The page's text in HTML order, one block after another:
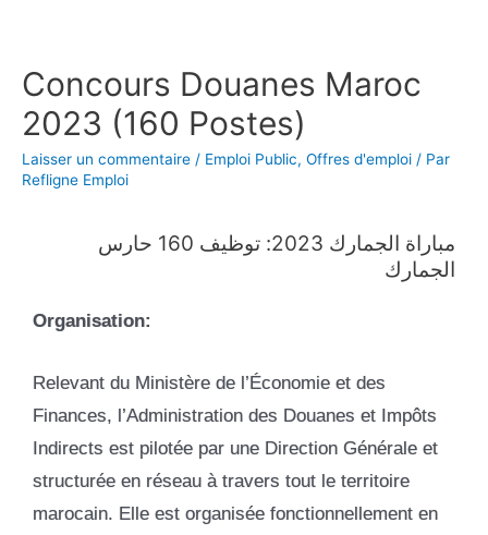
Concours Douanes Maroc
2023 (160 Postes)
Laisser un commentaire / Emploi Public, Offres d'emploi / Par
Refligne Emploi
مباراة الجمارك 2023: توظيف 160 حارس
الجمارك
Organisation:
Relevant du Ministère de l’Économie et des
Finances, l’Administration des Douanes et Impôts
Indirects est pilotée par une Direction Générale et
structurée en réseau à travers tout le territoire
marocain. Elle est organisée fonctionnellement en